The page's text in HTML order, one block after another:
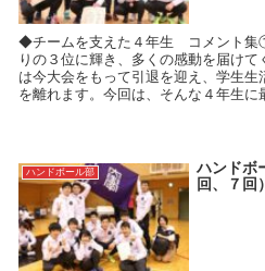
◆チームを支えた４年生 コメント
りの３位に輝き、多くの感動を届け
は今大会をもって引退を迎え、学生
を離れます。今回は、そんな４年生に
ハンドボール部
ハンドボ
回、７回）